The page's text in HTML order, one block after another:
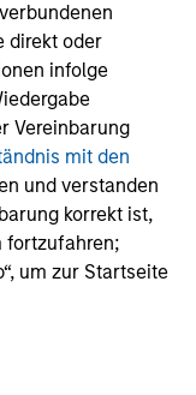
direkt oder
infolge
Vereinbarung
mit den
und verstanden
korrekt ist,
fortzufahren;
um zur Startseite